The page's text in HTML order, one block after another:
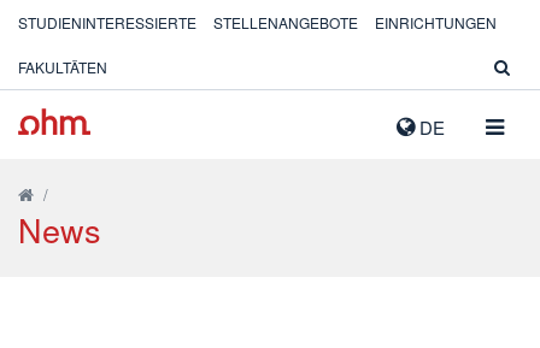
DE
STUDIENINTERESSIERTE STELLENANGEBOTE EINRICHTUNGEN
FAKULTÄTEN
/
News